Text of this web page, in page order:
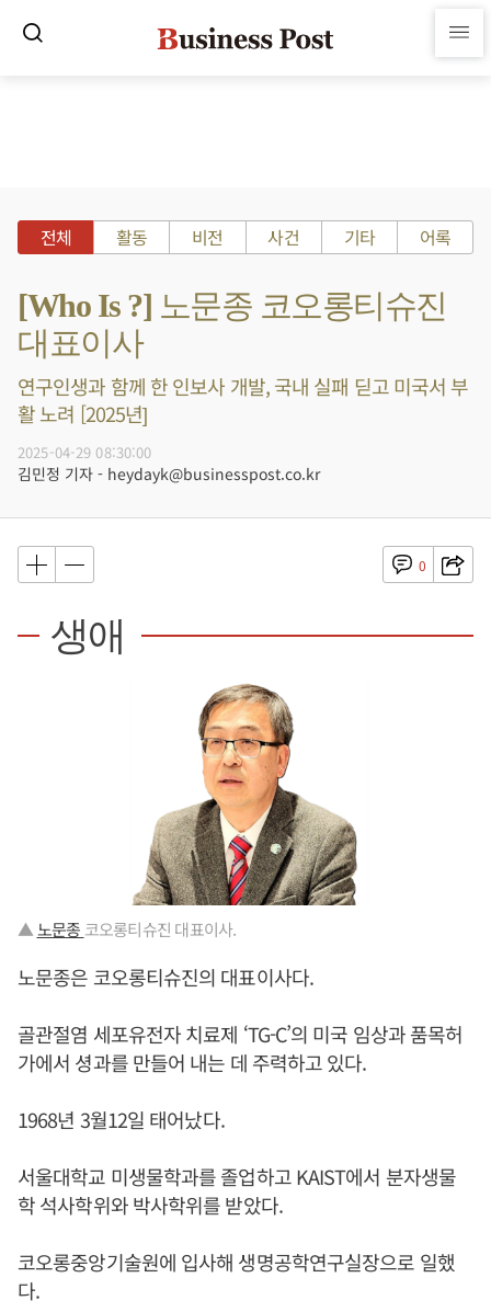
전체 활동 비전 사건 기타 어록
[Who Is ?] 노문종 코오롱티슈진
대표이사
연구인생과 함께 한 인보사 개발, 국내 실패 딛고 미국서 부
활 노려 [2025년]
2025-04-29 08:30:00
김민정 기자 - heydayk@businesspost.co.kr
0
생애
▲노문종 코오롱티슈진 대표이사.
노문종은 코오롱티슈진의 대표이사다.
골관절염 세포유전자 치료제 ‘TG-C’의 미국 임상과 품목허
가에서 셩과를 만들어 내는 데 주력하고 있다.
1968년 3월12일 태어났다.
서울대학교 미생물학과를 졸업하고 KAIST에서 분자생물
학 석사학위와 박사학위를 받았다.
코오롱중앙기술원에 입사해 생명공학연구실장으로 일했
다.